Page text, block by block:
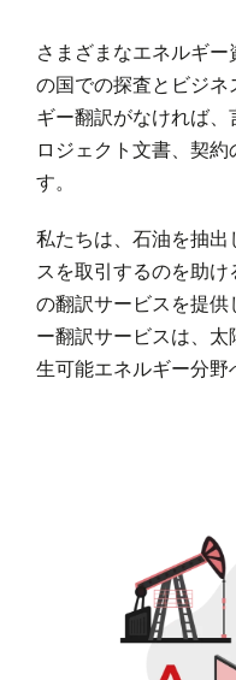
さまざまなエネルギー
の国での探査とビジ
ギー翻訳がなければ
ロジェクト文書、契
す。
私たちは、石油を抽
スを取引するのを助
の翻訳サービスを提
ー翻訳サービスは、
生可能エネルギー分野